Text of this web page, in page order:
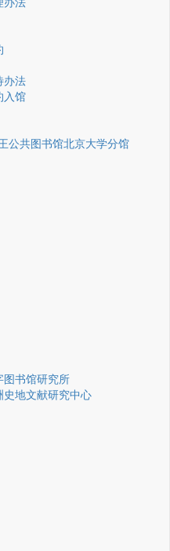
办法
入馆
公共图书馆北京大学分馆
书馆研究所
地文献研究中心